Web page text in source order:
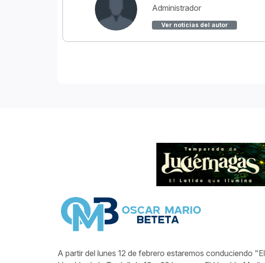
Administrador
Ver noticias del autor
A partir del lunes 12 de febrero estaremos conduciendo "El